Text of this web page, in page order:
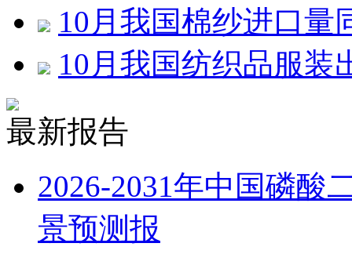
10月我国棉纱进口量
10月我国纺织品服装
最新报告
2026-2031年中国磷酸
景预测报